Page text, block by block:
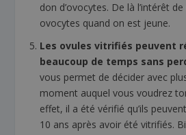
don d’ovocytes. De là l’intérêt
ovocytes quand on est jeune.
Les ovules vitrifiés peuvent
beaucoup de temps sans
vous permet de décider avec
moment auquel vous voudrez
effet, il a été vérifié qu’ils
10 ans après avoir été vitrifiés.